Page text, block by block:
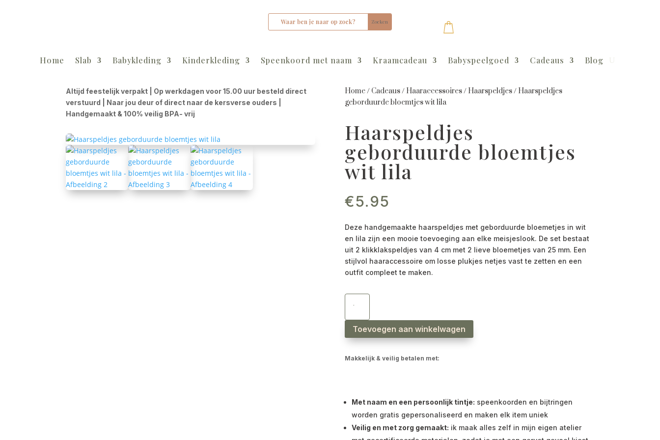
Home Slab Babykleding Kinderkleding Speenkoord met naam Kraamcadeau Babyspeelgoed Cadeaus Blog
Altijd feestelijk verpakt | Op werkdagen voor 15.00 uur besteld direct
verstuurd | Naar jou deur of direct naar de kersverse ouders |
Handgemaakt & 100% veilig BPA- vrij
Home/ Cadeaus/ Haaraccessoires/ Haarspeldjes/ Haarspeldjes
geborduurde bloemtjes wit lila
Haarspeldjes
geborduurde bloemtjes
wit lila
€5.95
Deze handgemaakte haarspeldjes met geborduurde bloemetjes in wit
en lila zijn een mooie toevoeging aan elke meisjeslook. De set bestaat
uit 2 klikklakspeldjes van 4 cm met 2 lieve bloemetjes van 25 mm. Een
stijlvol haaraccessoire om losse plukjes netjes vast te zetten en een
outfit compleet te maken.
Haarspeldjes
bloemtjes
lila
aantalToevoegen aan winkelwagen
Makkelijk & veilig betalen met:
Met naam en een persoonlijk tintje: speenkoorden en bijtringen
worden gratis gepersonaliseerd en maken elk item uniek
Veilig en met zorg gemaakt: ik maak alles zelf in mijn eigen atelier